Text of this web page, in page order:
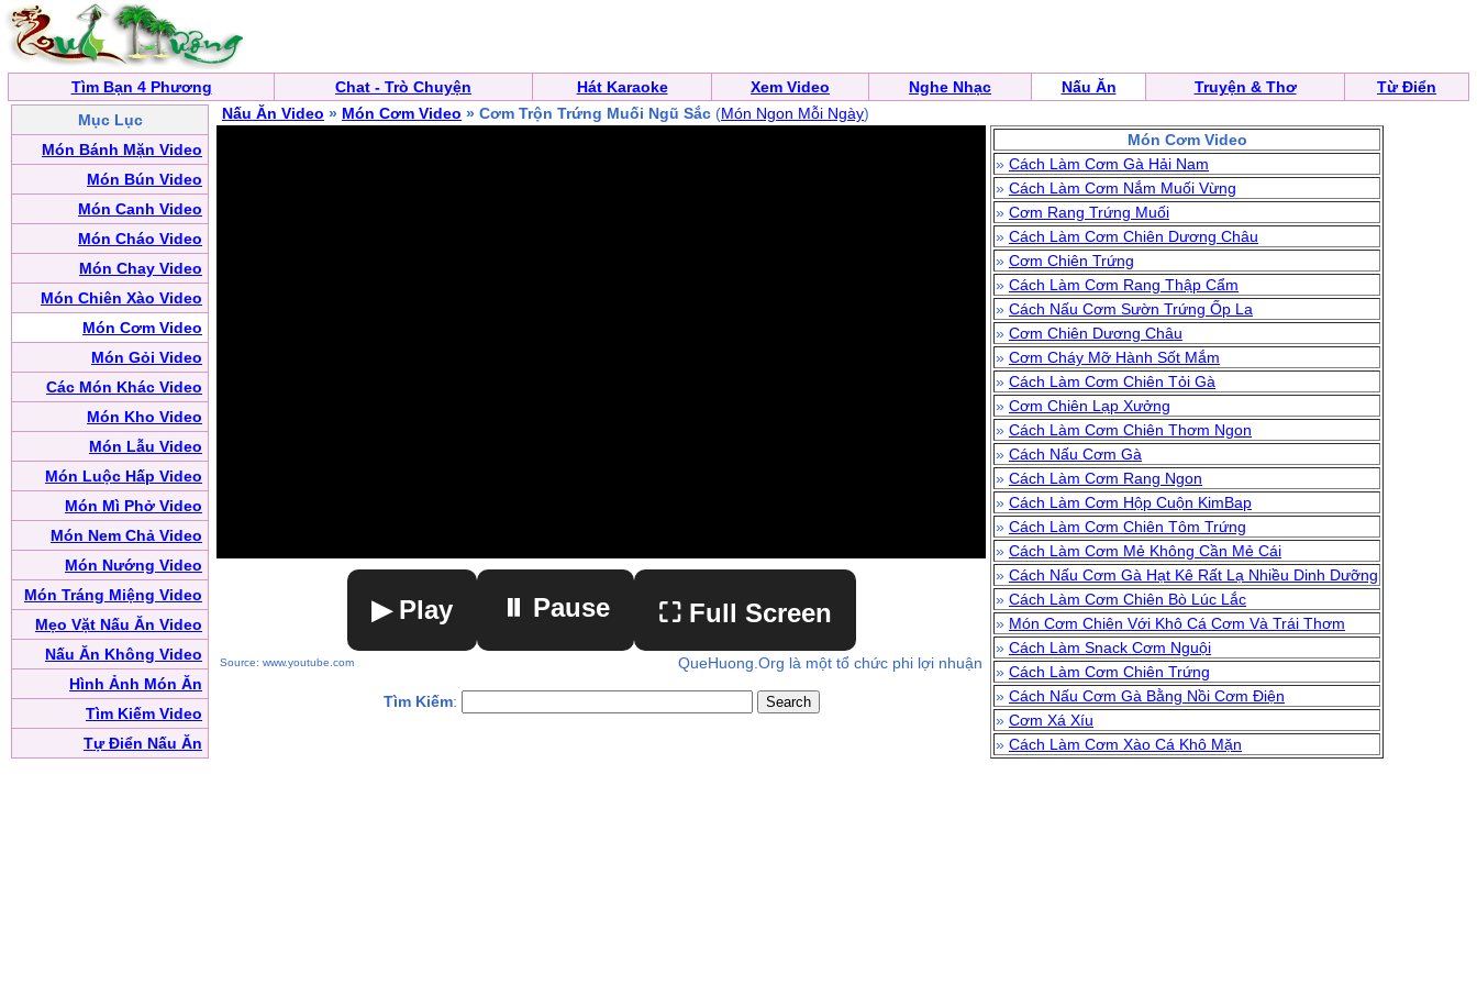
Tìm Bạn 4 Phương Chat - Trò Chuyện Hát Karaoke Xem Video Nghe Nhạc Nấu Ăn Truyện & Thơ
Từ Điển
Mục Lục
Món Bánh Mặn Video
Món Bún Video
Món Canh Video
Món Cháo Video
Món Chay Video
Món Chiên Xào Video
Món Cơm Video
Món Gỏi Video
Các Món Khác Video
Món Kho Video
Món Lẫu Video
Món Luộc Hấp Video
Món Mì Phở Video
Món Nem Chả Video
Món Nướng Video
Món Tráng Miệng Video
Mẹo Vặt Nấu Ăn Video
Nấu Ăn Không Video
Hình Ảnh Món Ăn
Tìm Kiếm Video
Tự Điển Nấu Ăn
Nấu Ăn Video » Món Cơm Video » Cơm Trộn Trứng Muối Ngũ Sắc (Món Ngon Mỗi Ngày)
▶ Play ⏸ Pause ⛶ Full Screen
Source: www.youtube.com QueHuong.Org là một tổ chức phi lợi nhuận
Tìm Kiếm:
Món Cơm Video
» Cách Làm Cơm Gà Hải Nam
» Cách Làm Cơm Nắm Muối Vừng
» Cơm Rang Trứng Muối
» Cách Làm Cơm Chiên Dương Châu
» Cơm Chiên Trứng
» Cách Làm Cơm Rang Thập Cẩm
» Cách Nấu Cơm Sườn Trứng Ốp La
» Cơm Chiên Dương Châu
» Cơm Cháy Mỡ Hành Sốt Mắm
» Cách Làm Cơm Chiên Tỏi Gà
» Cơm Chiên Lạp Xưởng
» Cách Làm Cơm Chiên Thơm Ngon
» Cách Nấu Cơm Gà
» Cách Làm Cơm Rang Ngon
» Cách Làm Cơm Hộp Cuộn KimBap
» Cách Làm Cơm Chiên Tôm Trứng
» Cách Làm Cơm Mẻ Không Cần Mẻ Cái
» Cách Nấu Cơm Gà Hạt Kê Rất Lạ Nhiều Dinh Dưỡng
» Cách Làm Cơm Chiên Bò Lúc Lắc
» Món Cơm Chiên Với Khô Cá Cơm Và Trái Thơm
» Cách Làm Snack Cơm Nguội
» Cách Làm Cơm Chiên Trứng
» Cách Nấu Cơm Gà Bằng Nồi Cơm Điện
» Cơm Xá Xíu
» Cách Làm Cơm Xào Cá Khô Mặn